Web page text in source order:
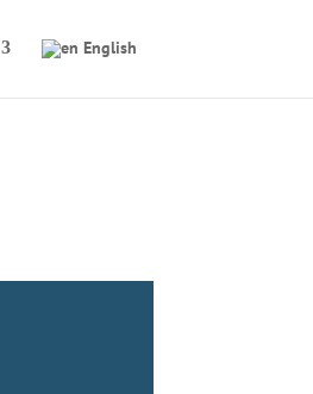
English